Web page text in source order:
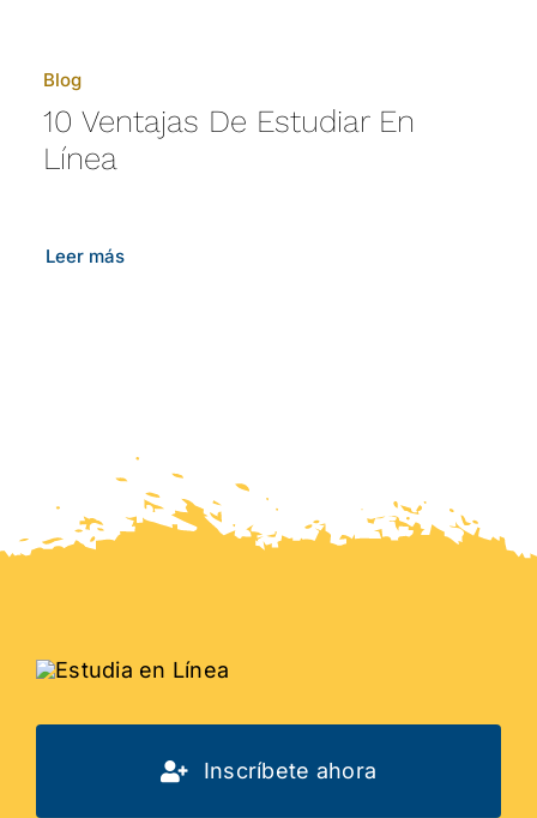
Blog
10 Ventajas De Estudiar En
Línea
Leer más
Inscríbete ahora